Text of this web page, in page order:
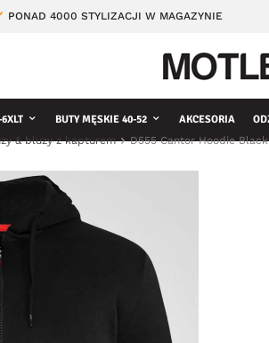
PONAD 4000 STYLIZACJI W MAGAZYNIE
BUTY MĘSKIE 40-52 AKCESORIA
& bluzy z kapturem D555 Cantor Hoodie Black